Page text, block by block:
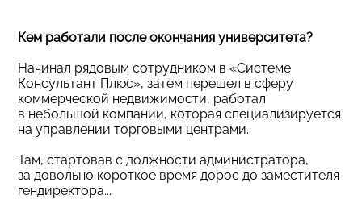
Кем работали после окончания университета?
Начинал рядовым сотрудником в «Системе
Консультант Плюс», затем перешел в сферу
коммерческой недвижимости, работал
в небольшой компании, которая специализируется
на управлении торговыми центрами.
Там, стартовав с должности администратора,
за довольно короткое время дорос до заместителя
гендиректора...